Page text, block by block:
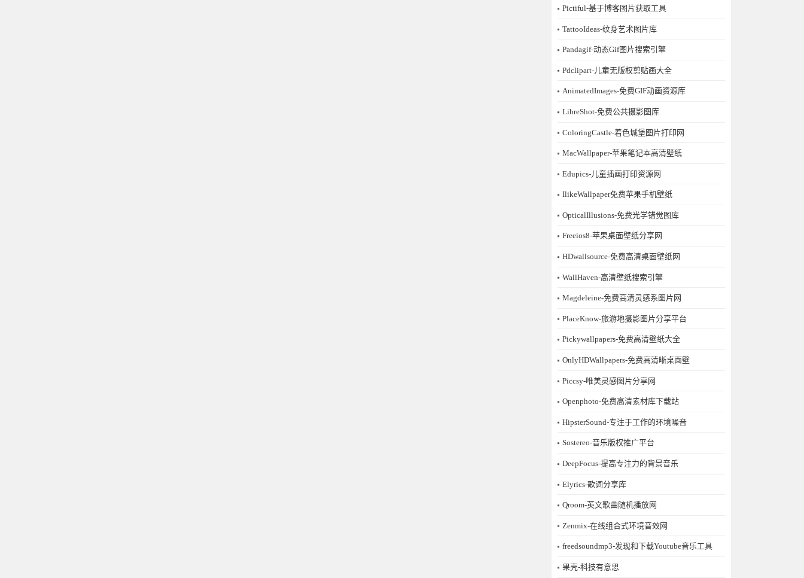
Pictiful-基于博客图片获取工具
TattooIdeas-纹身艺术图片库
Pandagif-动态Gif图片搜索引擎
Pdclipart-儿童无版权剪贴画大全
AnimatedImages-免费GIF动画资源库
LibreShot-免费公共摄影图库
ColoringCastle-着色城堡图片打印网
MacWallpaper-苹果笔记本高清壁纸
Edupics-儿童插画打印资源网
IlikeWallpaper免费苹果手机壁纸
OpticalIllusions-免费光学错觉图库
Freeios8-苹果桌面壁纸分享网
HDwallsource-免费高清桌面壁纸网
WallHaven-高清壁纸搜索引擎
Magdeleine-免费高清灵感系图片网
PlaceKnow-旅游地摄影图片分享平台
Pickywallpapers-免费高清壁纸大全
OnlyHDWallpapers-免费高清晰桌面壁
Piccsy-唯美灵感图片分享网
Openphoto-免费高清素材库下载站
HipsterSound-专注于工作的环境噪音
Sostereo-音乐版权推广平台
DeepFocus-提高专注力的背景音乐
Elyrics-歌词分享库
Qroom-英文歌曲随机播放网
Zenmix-在线组合式环境音效网
freedsoundmp3-发现和下载Youtube音乐工具
果壳-科技有意思